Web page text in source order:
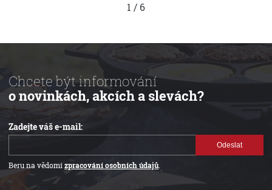
1 / 6
Chcete být informování
o novinkách, akcích a slevách?
Zadejte váš e-mail:
Odeslat
Beru na vědomízpracování osobních údajů.